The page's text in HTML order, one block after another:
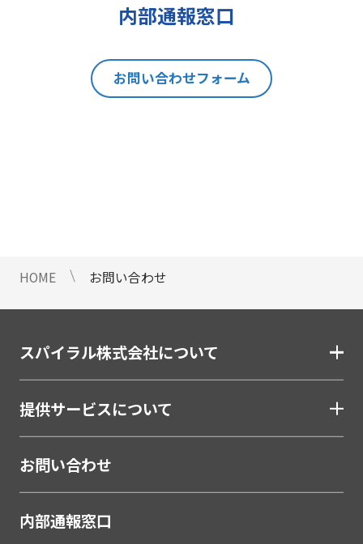
にあたり、貴方の同意を得た場合に
す。但し、貴方の同意が頂けない場
合は、お問い合わせの回答、当社の
製品・サービスのご案内や当社が独
当社は、ご提出頂く個人情報につい
定を行いません。
10 当社Web サイトでのクッキー
（Cookie）の使用について
お客様がブラウザの設定でクッキー
の送受信を許可している場合、当社
Webサイトでクッキーまたは同種の
技術（Webビーコンなど）を使用し
て、お客様による当社Webサイトの
利用状況等のデータ（以下、「閲覧
内部通報窓口
お問い合わせフォーム
HOME お問い合わせ
スパイラル株式会社について
提供サービスについて
お問い合わせ
内部通報窓口